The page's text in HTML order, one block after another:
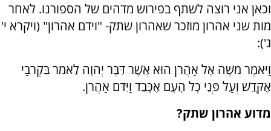
וכאן אני רוצה לשתף בפירוש מדהים של הספורנו. לאחר
מות שני אהרון מוזכר שאהרון שתק- "וידם אהרון" (ויקרא י'
ג'):
וַיֹּאמֶר מֹשֶׁה אֶל אַהֲרֹן הוּא אֲשֶׁר דִּבֶּר יְהוָה לֵאמֹר בִּקְרֹבַי
אֶקָּדֵשׁ וְעַל פְּנֵי כָל הָעָם אֶכָּבֵד וַיִּדֹּם אַהֲרֹן.
מדוע אהרון שתק?